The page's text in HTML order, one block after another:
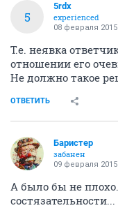
5
5rdx
experienced
08 февраля 2015
Т.е. неявка
отношении его
Не должно такое
ОТВЕТИТЬ
Баристер
забанен
09 февраля 2015
А было бы не